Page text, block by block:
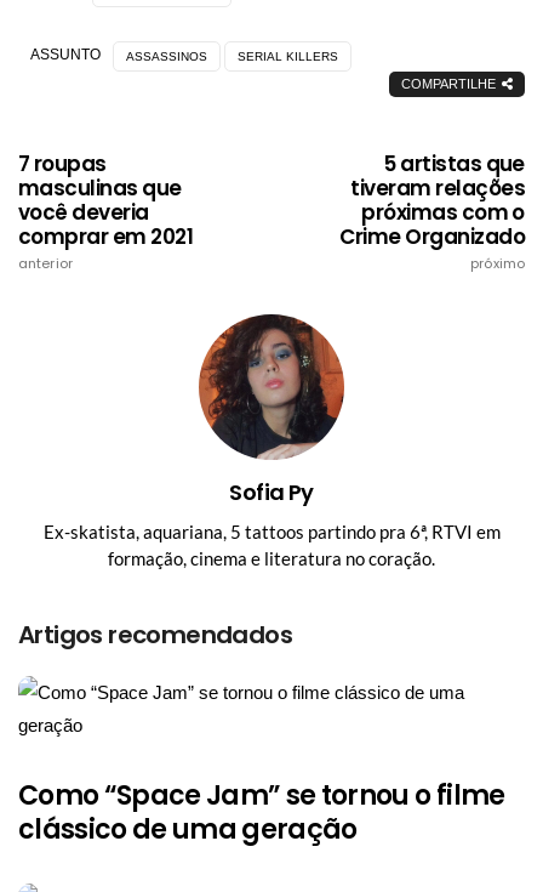
ASSUNTO ASSASSINOS SERIAL KILLERS
COMPARTILHE
7 roupas
masculinas que
você deveria
comprar em 2021
anterior
5 artistas que
tiveram relações
próximas com o
Crime Organizado
próximo
Sofia Py
Ex-skatista, aquariana, 5 tattoos partindo pra 6ª, RTVI em
formação, cinema e literatura no coração.
Artigos recomendados
Como “Space Jam” se tornou o filme
clássico de uma geração